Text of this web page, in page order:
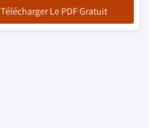
Télécharger Le PDF Gratuit